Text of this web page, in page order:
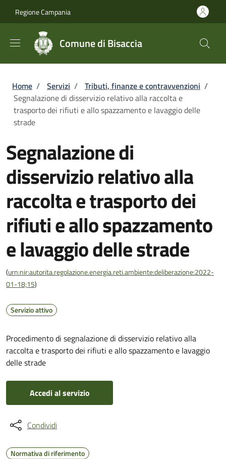
Regione Campania
Comune di Bisaccia
Briciole di pane
Home / Servizi / Tributi, finanze e contravvenzioni /
Segnalazione di disservizio relativo alla raccolta e
trasporto dei rifiuti e allo spazzamento e lavaggio delle
strade
Segnalazione di
disservizio relativo alla
raccolta e trasporto dei
rifiuti e allo spazzamento
e lavaggio delle strade
(urn:nir:autorita.regolazione.energia.reti.ambiente:deliberazione:2022-
01-18;15)
Servizio attivo
Procedimento di segnalazione di disservizio relativo alla
raccolta e trasporto dei rifiuti e allo spazzamento e lavaggio
delle strade
Accedi al servizio
Condividi
Normativa di riferimento